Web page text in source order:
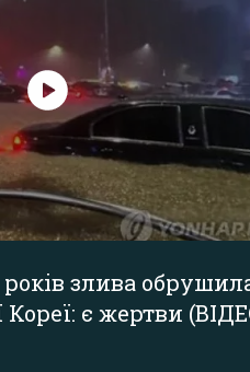
злива
є жертви